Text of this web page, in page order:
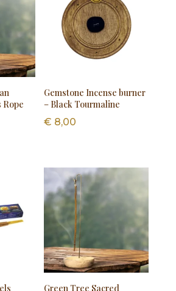
Gemstone Incense burner
– Black Tourmaline
€ 8,00
Green Tree Sacred